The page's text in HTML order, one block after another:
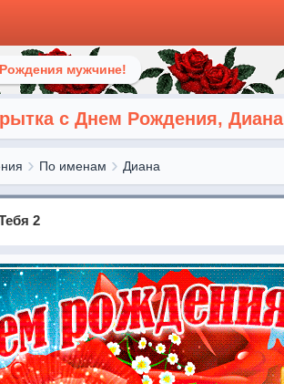
мужчине!
с Днем Рождения, Диана
По именам Диана
2